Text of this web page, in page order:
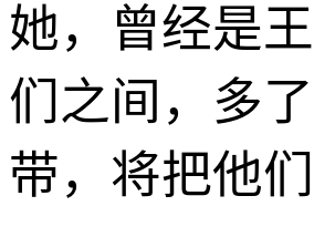
她，曾经是
们之间，多
带，将把他